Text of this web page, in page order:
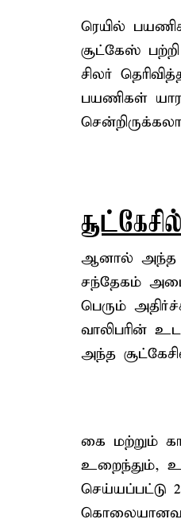
ரெயில்
சூட்கேஸ்
சிலர்
பயணிகள்
ஆனால் அந்த
சந்தேகம்
பெரும்
வாலிபரின்
அந்த
கை மற்றும்
உறைந்தும்,
செய்யப்பட்டு